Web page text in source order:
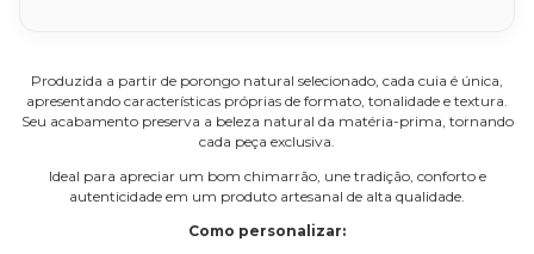
Produzida a partir de porongo natural selecionado, cada cuia é única,
apresentando características próprias de formato, tonalidade e textura.
Seu acabamento preserva a beleza natural da matéria-prima, tornando
cada peça exclusiva.
Ideal para apreciar um bom chimarrão, une tradição, conforto e
autenticidade em um produto artesanal de alta qualidade.
Como personalizar: